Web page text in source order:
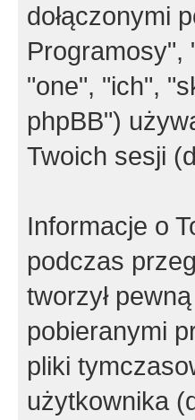
dołączonymi
Programosy",
"one", "ich",
phpBB")
Twoich sesji
Informacje o
podczas
tworzył
pobieranymi
pliki
użytkownika